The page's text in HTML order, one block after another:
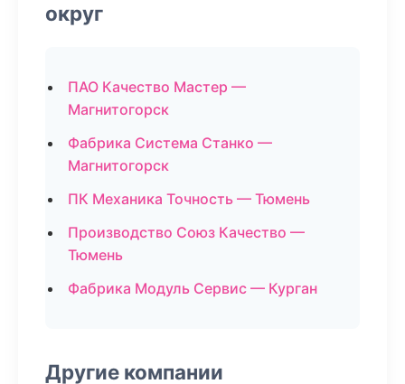
округ
ПАО Качество Мастер —
Магнитогорск
Фабрика Система Станко —
Магнитогорск
ПК Механика Точность — Тюмень
Производство Союз Качество —
Тюмень
Фабрика Модуль Сервис — Курган
Другие компании